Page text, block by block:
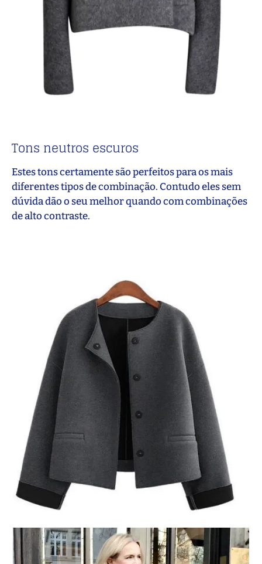
Tons neutros escuros
Estes tons certamente são perfeitos para os mais
diferentes tipos de combinação. Contudo eles sem
dúvida dão o seu melhor quando com combinações
de alto contraste.